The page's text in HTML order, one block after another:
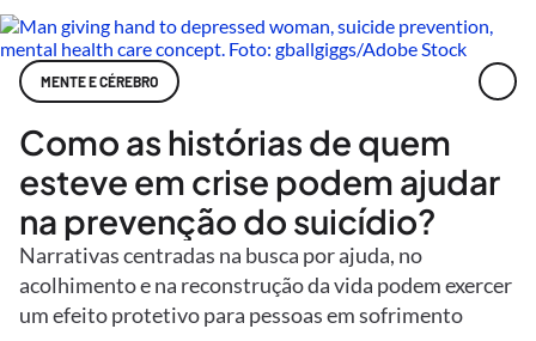
MENTE E CÉREBRO
Como as histórias de quem
esteve em crise podem ajudar
na prevenção do suicídio?
Narrativas centradas na busca por ajuda, no
acolhimento e na reconstrução da vida podem exercer
um efeito protetivo para pessoas em sofrimento